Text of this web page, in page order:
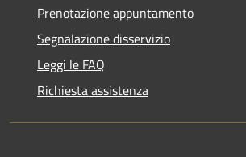
Prenotazione appuntamento
Segnalazione disservizio
Leggi le FAQ
Richiesta assistenza